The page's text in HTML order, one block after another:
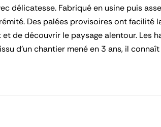
délicatesse. Fabriqué en usine puis
Des palées provisoires ont facilité
de découvrir le paysage alentour. Les
d’un chantier mené en 3 ans, il